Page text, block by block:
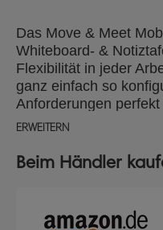
Das Move & Meet
Whiteboard- &
Flexibilität in jeder
ganz einfach so
Anforderungen
einem mobilen Sockel
doppelseitigen
gemeinsames Planen
ERWEITERN
Beim Händler